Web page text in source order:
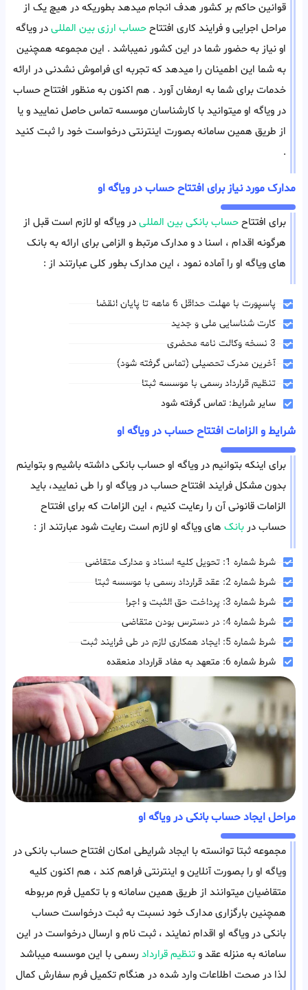
قوانین حاکم بر کشور هدف انجام میدهد بطوریکه در هیچ یک از
مراحل اجرایی و فرایند کاری افتتاححساب ارزی بین المللیدر ویاگه
او نیاز به حضور شما در این کشور نمیباشد . این مجموعه همچنین
به شما این اطمینان را میدهد که تجربه ای فراموش نشدنی در ارائه
خدمات برای شما به ارمغان آورد . هم اکنون به منظور افتتاح حساب
در ویاگه او میتوانید با کارشناسان موسسه تماس حاصل نمایید و یا
از طریق همین سامانه بصورت اینترنتی درخواست خود را ثبت کنید
.
مدارک مورد نیاز برای افتتاح حساب در ویاگه او
برای افتتاححساب بانکی بین المللیدر ویاگه او لازم است قبل از
هرگونه اقدام ، اسنا د و مدارک مرتبط و الزامی برای ارائه به بانک
های ویاگه او را آماده نمود ، این مدارک بطور کلی عبارتند از :
پاسپورت با مهلت حداقل 6 ماهه تا پایان انقضا
کارت شناسایی ملی و جدید
3 نسخه وکالت نامه محضری
آخرین مدرک تحصیلی (تماس گرفته شود)
تنظیم قرارداد رسمی با موسسه ثبتا
سایر شرایط: تماس گرفته شود
شرایط و الزامات افتتاح حساب در ویاگه او
برای اینکه بتوانیم در ویاگه او حساب بانکی داشته باشیم و بتواینم
بدون مشکل فرایند افتتاح حساب در ویاگه او را طی نمایید، باید
الزامات قانونی آن را رعایت کنیم ، این الزامات که برای افتتاح
حساب در بانک های ویاگه او لازم است رعایت شود عبارتند از :
شرط شماره 1: تحویل کلیه اسناد و مدارک متقاضی
شرط شماره 2: عقد قرارداد رسمی با موسسه ثبتا
شرط شماره 3: پرداخت حق الثبت و اجرا
شرط شماره 4: در دسترس بودن متقاضی
شرط شماره 5: ایجاد همکاری لازم در طی فرایند ثبت
شرط شماره 6: متعهد به مفاد قرارداد منعقده
مراحل ایجاد حساب بانکی در ویاگه او
مجموعه ثبتا توانسته با ایجاد شرایطی امکان افتتاح حساب بانکی در
ویاگه او را بصورت آنلاین و اینترنتی فراهم کند ، هم اکنون کلیه
متقاضیان میتوانند از طریق همین سامانه و با تکمیل فرم مربوطه
همچنین بارگزاری مدارک خود نسبت به ثبت درخواست حساب
بانکی در ویاگه او اقدام نمایند ، ثبت نام و ارسال درخواست در این
سامانه به منزله عقد وتنظیم قرارداد رسمی با این موسسه میباشد
لذا در صحت اطلاعات وارد شده در هنگام تکمیل فرم سفارش کمال